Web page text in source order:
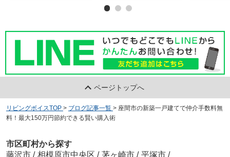
ページトップへ
リビングボイスTOP > ブログ記事一覧 > 座間市の新築一戸建てで仲介手数料無
料！最大150万円節約できる賢い購入術
市区町村から探す
藤沢市 / 相模原市中央区 / 茅ヶ崎市 / 平塚市 /